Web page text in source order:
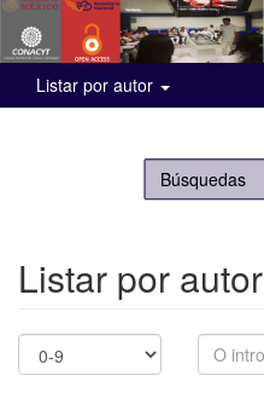
Listar por autor
Listar por autor